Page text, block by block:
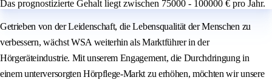
Das prognostizierte Gehalt liegt zwischen 75000 - 100000 € pro Jahr.
Getrieben von der Leidenschaft, die Lebensqualität der Menschen zu
verbessern, wächst WSA weiterhin als Marktführer in der
Hörgeräteindustrie. Mit unserem Engagement, die Durchdringung in
einem unterversorgten Hörpflege-Markt zu erhöhen, möchten wir unsere